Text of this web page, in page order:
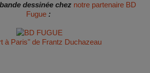
dessinée chez notre partenaire BD
Fugue :
à Paris" de Frantz Duchazeau